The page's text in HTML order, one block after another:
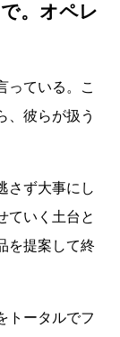
。オペレ
っている。こ
、彼らが扱う
さず大事にし
ていく土台と
を提案して終
トータルでフ